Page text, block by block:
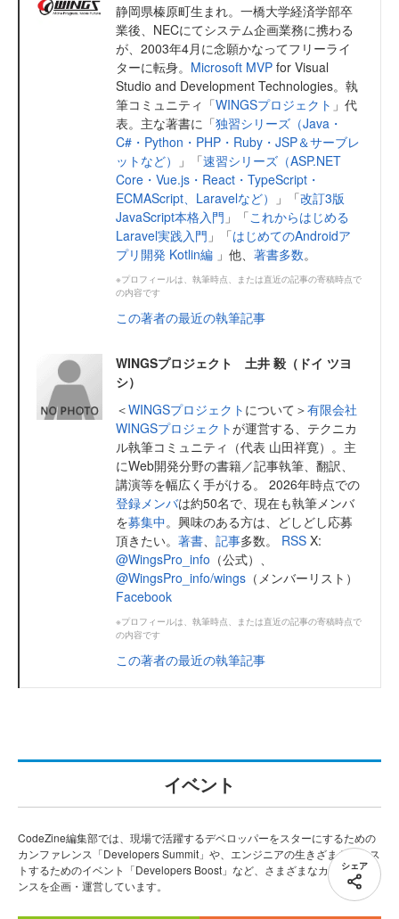
静岡県榛原町生まれ。一橋大学経済学部卒
業後、NECにてシステム企画業務に携わる
が、2003年4月に念願かなってフリーライ
ターに転身。 Microsoft MVP for Visual
Studio and Development Technologies。執
筆コミュニティ「WINGSプロジェクト 」代
表。主な著書に「独習シリーズ（Java・
C#・Python・PHP・Ruby・JSP＆サーブレ
ットなど）
」「速習シリーズ（ASP.NET
Core・Vue.js・React・TypeScript・
ECMAScript、Laravelなど）
」「改訂3版
JavaScript本格入門 」「これからはじめる
Laravel実践入門 」「はじめてのAndroidア
プリ開発 Kotlin編 」他、 著書多数。
※プロフィールは、執筆時点、または直近の記事の寄稿時点で
の内容です
この著者の最近の執筆記事
WINGSプロジェクト 土井 毅（ドイ ツヨ
シ）
＜WINGSプロジェクト について＞有限会社
WINGSプロジェクトが運営する、テクニカ
ル執筆コミュニティ（代表 山田祥寛）。主
にWeb開発分野の書籍／記事執筆、翻訳、
講演等を幅広く手がける。 2026年時点での
登録メンバは約50名で、現在も執筆メンバ
を募集中。興味のある方は、どしどし応募
頂きたい。 著書 記事多数。 RSS X:
@WingsPro_info （公式）、
@WingsPro_info/wings （メンバーリスト）
Facebook
※プロフィールは、執筆時点、または直近の記事の寄稿時点で
の内容です
この著者の最近の執筆記事
シェア
イベント
CodeZine編集部では、現場で活躍するデベロッパーをスターにするための
カンファレンス「Developers Summit」や、エンジニアの生きざまをブース
トするためのイベント「Developers Boost」など、さまざまなカンファレ
ンスを企画・運営しています。